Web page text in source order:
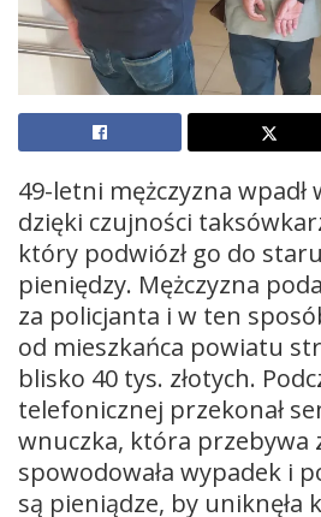
49-letni mężczyzna wpadł
dzięki czujności
który podwiózł go do
pieniędzy. Mężczyzna
za policjanta i w ten
od mieszkańca powiatu
blisko 40 tys. złotych.
telefonicznej przekonał
wnuczka, która przebywa
spowodowała wypadek i
są pieniądze, by uniknęła